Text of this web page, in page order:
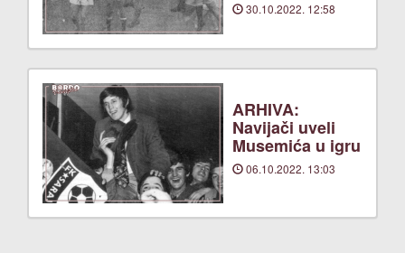
30.10.2022. 12:58
ARHIVA:
Navijači uveli
Musemića u igru
06.10.2022. 13:03